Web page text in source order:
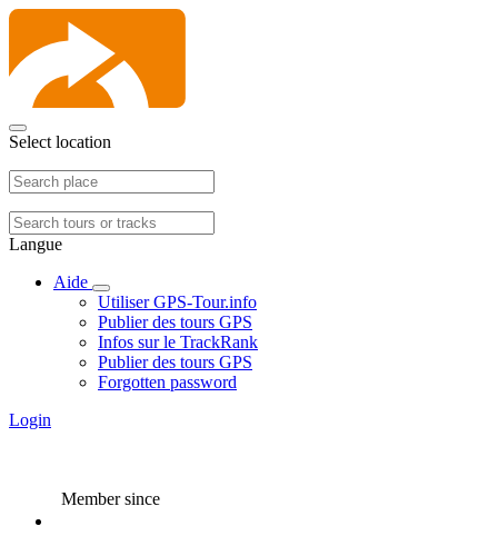
Select location
Langue
Aide
Utiliser GPS-Tour.info
Publier des tours GPS
Infos sur le TrackRank
Publier des tours GPS
Forgotten password
Login
Member since